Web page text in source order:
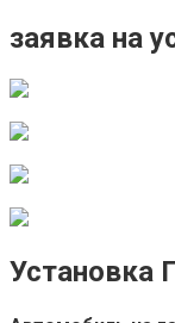
заявка на
Установка